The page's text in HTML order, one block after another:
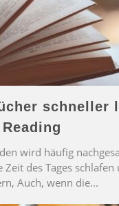
schneller
wird häufig
Zeit des Tages
Auch, wenn die...